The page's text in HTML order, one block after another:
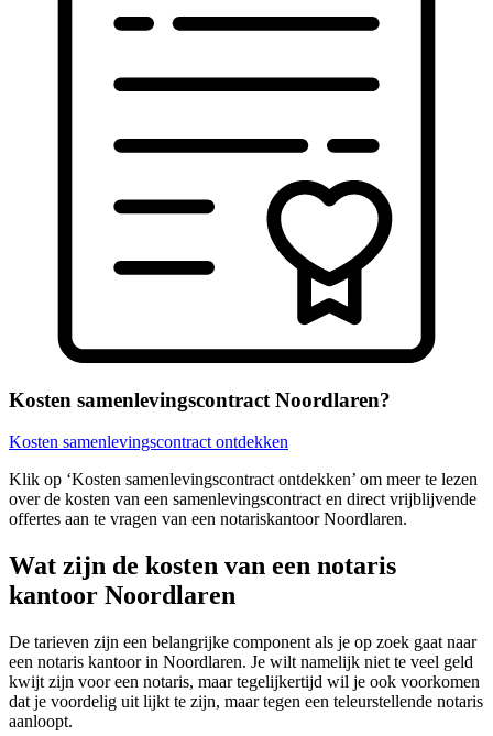
Kosten samenlevingscontract Noordlaren?
Kosten samenlevingscontract ontdekken
Klik op ‘Kosten samenlevingscontract ontdekken’ om meer te lezen
over de kosten van een samenlevingscontract en direct vrijblijvende
offertes aan te vragen van een notariskantoor Noordlaren.
Wat zijn de kosten van een notaris
kantoor Noordlaren
De tarieven zijn een belangrijke component als je op zoek gaat naar
een notaris kantoor in Noordlaren. Je wilt namelijk niet te veel geld
kwijt zijn voor een notaris, maar tegelijkertijd wil je ook voorkomen
dat je voordelig uit lijkt te zijn, maar tegen een teleurstellende notaris
aanloopt.